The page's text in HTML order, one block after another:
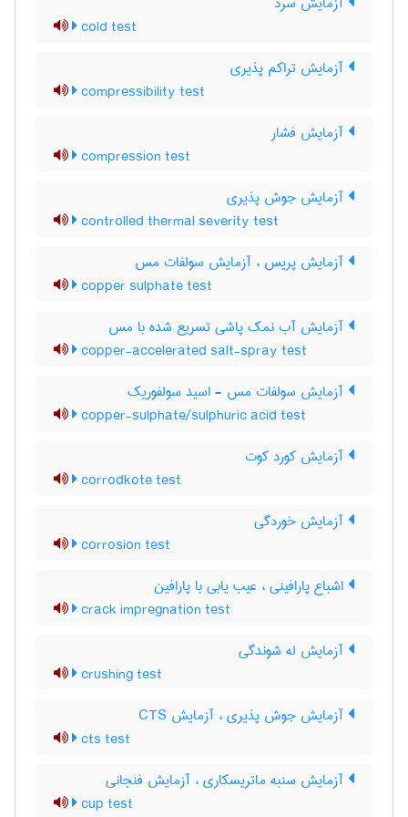
cold test
آزمایش تراکم پذیری
compressibility test
آزمایش فشار
compression test
آزمایش جوش پذیری
controlled thermal severity test
آزمایش پریس ، آزمایش سولفات مس
copper sulphate test
آزمایش آب نمک پاشی تسریع شده با مس
copper-accelerated salt-spray test
آزمایش سولفات مس - اسید سولفوریک
copper-sulphate/sulphuric acid test
آزمایش کورد کوت
corrodkote test
آزمایش خوردگی
corrosion test
اشباع پارافینی ، عیب یابی با پارافین
crack impregnation test
آزمایش له شوندگی
crushing test
آزمایش جوش پذیری ، آزمایش CTS
cts test
آزمایش سنبه ماتریسکاری ، آزمایش فنجانی
cup test